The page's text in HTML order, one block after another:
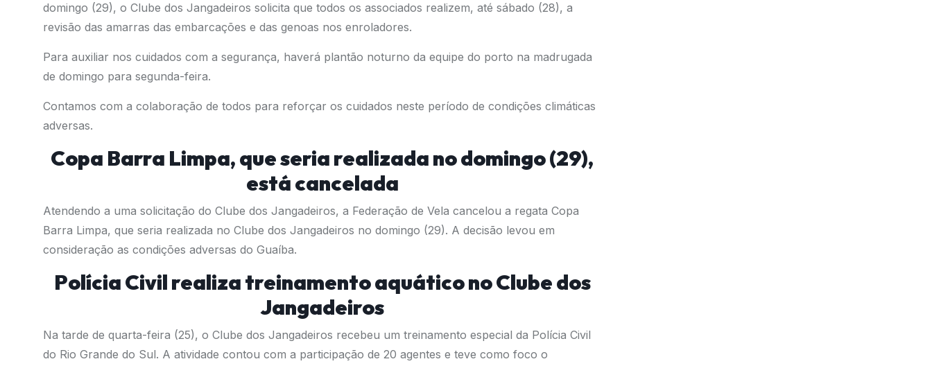
domingo (29), o Clube dos Jangadeiros solicita que todos os associados realizem, até sábado (28), a
revisão das amarras das embarcações e das genoas nos enroladores.
Para auxiliar nos cuidados com a segurança, haverá plantão noturno da equipe do porto na madrugada
de domingo para segunda-feira.
Contamos com a colaboração de todos para reforçar os cuidados neste período de condições climáticas
adversas.
Copa Barra Limpa, que seria realizada no domingo (29),
está cancelada
Atendendo a uma solicitação do Clube dos Jangadeiros, a Federação de Vela cancelou a regata Copa
Barra Limpa, que seria realizada no Clube dos Jangadeiros no domingo (29). A decisão levou em
consideração as condições adversas do Guaíba.
Polícia Civil realiza treinamento aquático no Clube dos
Jangadeiros
Na tarde de quarta-feira (25), o Clube dos Jangadeiros recebeu um treinamento especial da Polícia Civil
do Rio Grande do Sul. A atividade contou com a participação de 20 agentes e teve como foco o